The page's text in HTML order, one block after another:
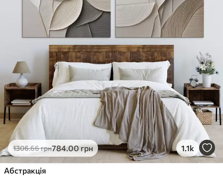
1306.66грн784.00грн 1.1k
Абстракція